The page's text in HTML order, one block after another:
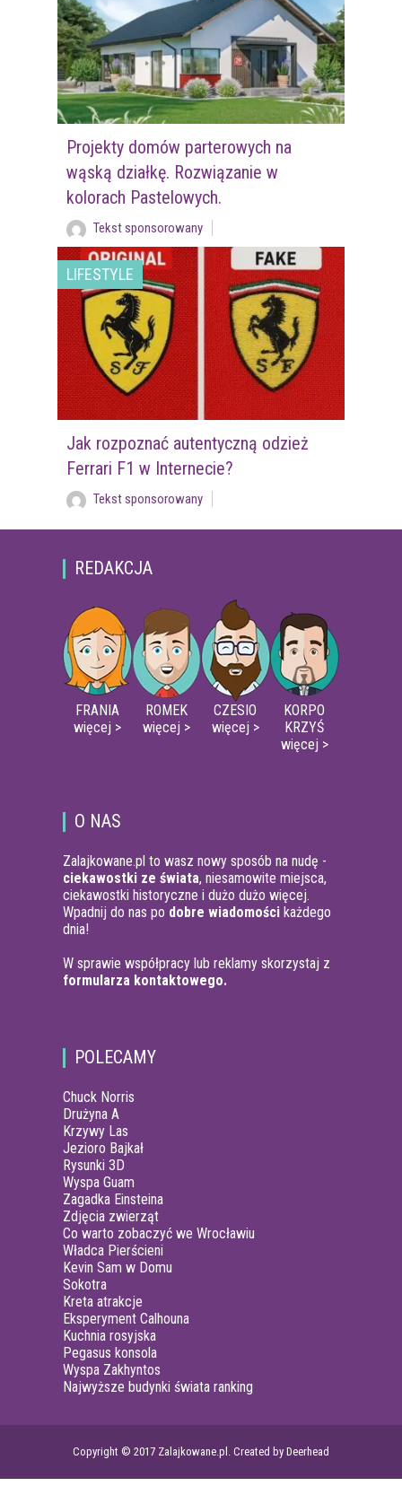
Projekty domów parterowych na
wąską działkę. Rozwiązanie w
kolorach Pastelowych.
Tekst sponsorowany
LIFESTYLE
Jak rozpoznać autentyczną odzież
Ferrari F1 w Internecie?
Tekst sponsorowany
REDAKCJA
FRANIA
więcej >
ROMEK
więcej >
CZESIO
więcej >
KORPO
KRZYŚ
więcej >
O NAS
Zalajkowane.pl to wasz nowy sposób na nudę -
ciekawostki ze świata, niesamowite miejsca,
ciekawostki historyczne i dużo dużo więcej.
Wpadnij do nas po dobre wiadomości każdego
dnia!
W sprawie współpracy lub reklamy skorzystaj z
formularza kontaktowego.
POLECAMY
Chuck Norris
Drużyna A
Krzywy Las
Jezioro Bajkał
Rysunki 3D
Wyspa Guam
Zagadka Einsteina
Zdjęcia zwierząt
Co warto zobaczyć we Wrocławiu
Władca Pierścieni
Kevin Sam w Domu
Sokotra
Kreta atrakcje
Eksperyment Calhouna
Kuchnia rosyjska
Pegasus konsola
Wyspa Zakhyntos
Najwyższe budynki świata ranking
Copyright © 2017 Zalajkowane.pl. Created by Deerhead